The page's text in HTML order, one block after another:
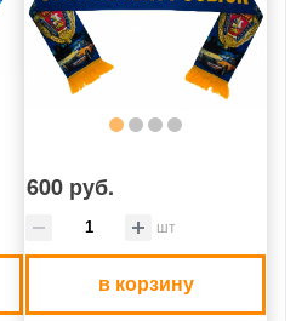
600 руб.
шт
в корзину